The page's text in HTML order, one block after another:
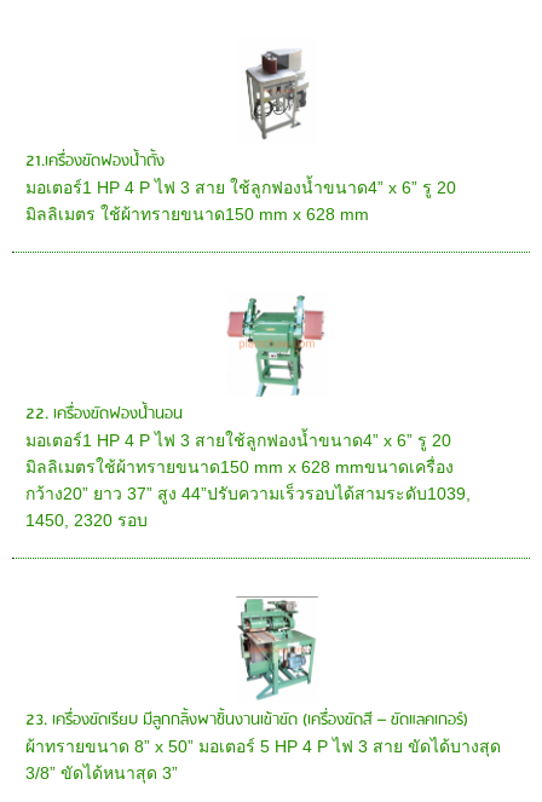
21.เครื่องขัดฟองนํ้าตั้ง
มอเตอร์1 HP 4 P ไฟ 3 สาย ใช้ลูกฟองน้ำขนาด4” x 6” รู 20
มิลลิเมตร ใช้ผ้าทรายขนาด150 mm x 628 mm
22. เครื่องขัดฟองน้ำนอน
มอเตอร์1 HP 4 P ไฟ 3 สายใช้ลูกฟองน้ำขนาด4” x 6” รู 20
มิลลิเมตรใช้ผ้าทรายขนาด150 mm x 628 mmขนาดเครื่อง
กว้าง20” ยาว 37” สูง 44”ปรับความเร็วรอบได้สามระดับ1039,
1450, 2320 รอบ
23. เครื่องขัดเรียบ มีลูกกลิ้งพาชิ้นงานเข้าขัด (เครื่องขัดสี – ขัดแลคเกอร์)
ผ้าทรายขนาด 8” x 50” มอเตอร์ 5 HP 4 P ไฟ 3 สาย ขัดได้บางสุด
3/8” ขัดได้หนาสุด 3”